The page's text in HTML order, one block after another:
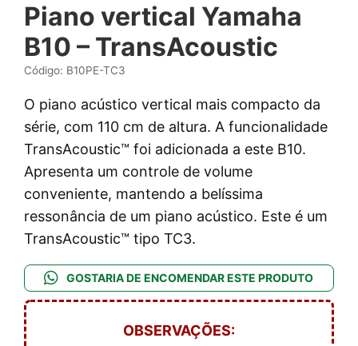
Piano vertical Yamaha
B10 – TransAcoustic
Código: B10PE-TC3
O piano acústico vertical mais compacto da
série, com 110 cm de altura. A funcionalidade
TransAcoustic™ foi adicionada a este B10.
Apresenta um controle de volume
conveniente, mantendo a belíssima
ressonância de um piano acústico. Este é um
TransAcoustic™ tipo TC3.
GOSTARIA DE ENCOMENDAR ESTE PRODUTO
OBSERVAÇÕES: